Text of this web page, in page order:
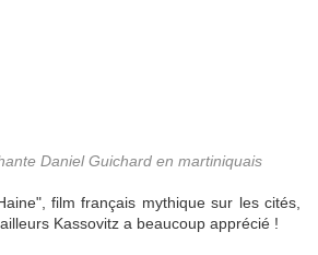
Daniel Guichard en martiniquais
film français mythique sur les cités,
Kassovitz a beaucoup apprécié !